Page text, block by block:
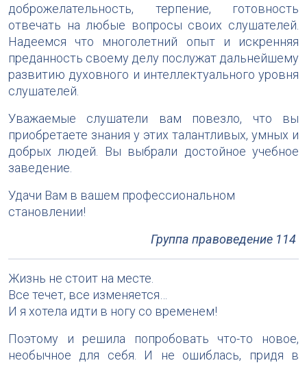
доброжелательность, терпение, готовность
отвечать на любые вопросы своих слушателей.
Надеемся что многолетний опыт и искренняя
преданность своему делу послужат дальнейшему
развитию духовного и интеллектуального уровня
слушателей.
Уважаемые слушатели вам повезло, что вы
приобретаете знания у этих талантливых, умных и
добрых людей. Вы выбрали достойное учебное
заведение.
Удачи Вам в вашем профессиональном
становлении!
Группа правоведение 114
Жизнь не стоит на месте.
Все течет, все изменяется…
И я хотела идти в ногу со временем!
Поэтому и решила попробовать что-то новое,
необычное для себя. И не ошиблась, придя в